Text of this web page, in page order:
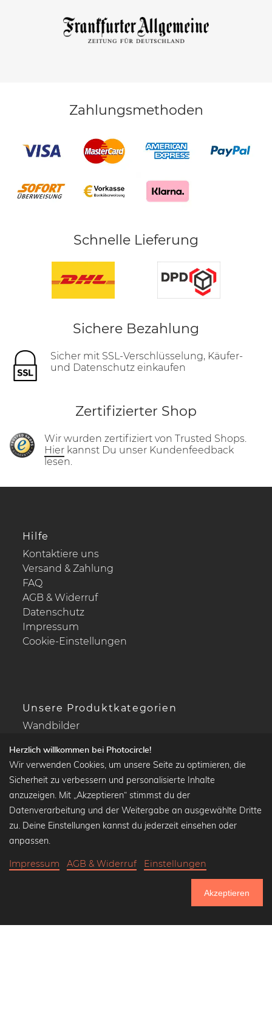
Zahlungsmethoden
Schnelle Lieferung
Sichere Bezahlung
Sicher mit SSL-Verschlüsselung, Käufer-
und Datenschutz einkaufen
Zertifizierter Shop
Wir wurden zertifiziert von Trusted Shops.
Hier kannst Du unser Kundenfeedback
lesen.
Hilfe
Kontaktiere uns
Versand & Zahlung
FAQ
AGB & Widerruf
Datenschutz
Impressum
Cookie-Einstellungen
Unsere Produktkategorien
Wandbilder
Kalender
Beliebte Kollektionen
Wandbilder in schwarz-weiß
Klassiker der Kunstgeschichte
Herzlich willkommen bei Photocircle!
Wir verwenden Cookies, um unsere Seite zu optimieren, die
Sicherheit zu verbessern und personalisierte Inhalte
anzuzeigen. Mit „Akzeptieren“ stimmst du der
Datenverarbeitung und der Weitergabe an ausgewählte Dritte
zu. Deine Einstellungen kannst du jederzeit einsehen oder
anpassen.
Impressum AGB & Widerruf Einstellungen
Akzeptieren